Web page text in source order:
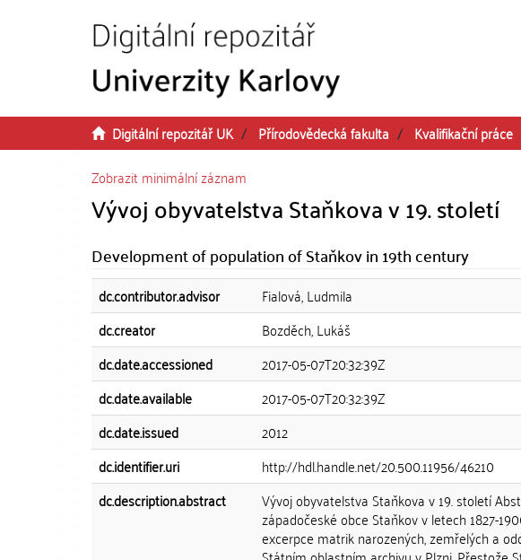
Digitální repozitář UK Přírodovědecká fakulta Kvalifikační práce
Zobrazit minimální záznam
Vývoj obyvatelstva Staňkova v 19. století
Development of population of Staňkov in 19th century
dc.contributor.advisor
Fialová, Ludmila
dc.creator
Bozděch, Lukáš
dc.date.accessioned
2017-05-07T20:32:39Z
dc.date.available
2017-05-07T20:32:39Z
dc.date.issued
2012
dc.identifier.uri
http://hdl.handle.net/20.500.11956/46210
dc.description.abstract
Vývoj obyvatelstva Staňkova v 19. století
západočeské obce Staňkov v letech 1827-
excerpce matrik narozených, zemřelých a